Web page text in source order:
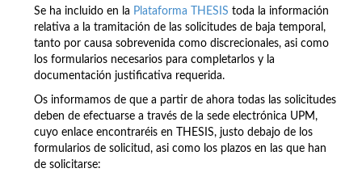
Se ha incluido en la Plataforma THESIS toda la información
relativa a la tramitación de las solicitudes de baja temporal,
tanto por causa sobrevenida como discrecionales, asi como
los formularios necesarios para completarlos y la
documentación justificativa requerida.
Os informamos de que a partir de ahora todas las solicitudes
deben de efectuarse a través de la sede electrónica UPM,
cuyo enlace encontraréis en THESIS, justo debajo de los
formularios de solicitud, asi como los plazos en las que han
de solicitarse: